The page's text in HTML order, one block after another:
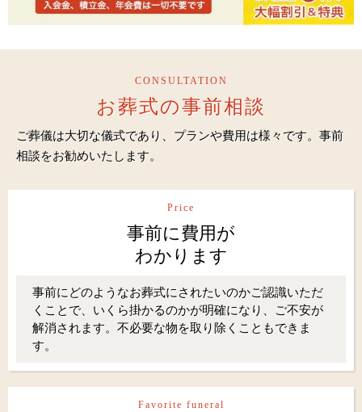
CONSULTATION
お葬式の事前相談
ご葬儀は大切な儀式であり、プランや費用は様々です。事前
相談をお勧めいたします。
Price
事前に費用が
わかります
事前にどのようなお葬式にされたいのかご認識いただ
くことで、いくら掛かるのかが明確になり、ご不安が
解消されます。不必要な物を取り除くこともできま
す。
Favorite funeral